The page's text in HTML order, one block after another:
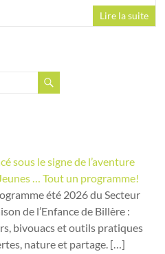
Lire la suite
sous le signe de l’aventure
… Tout un programme!
été 2026 du Secteur
de l’Enfance de Billère :
bivouacs et outils pratiques
nature et partage. […]